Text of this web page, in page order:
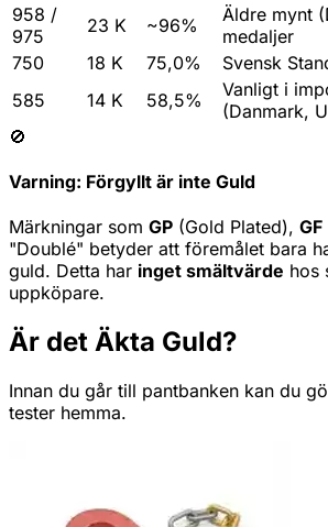
958 /
975
23 K ~96%
Äldre mynt
medaljer
750
18 K 75,0%
Svensk
585
14 K 58,5%
Vanligt i
(Danmark,
🚫
Varning: Förgyllt är inte Guld
Märkningar som GP (Gold Plated), GF
"Doublé" betyder att föremålet bara
guld. Detta har inget smältvärde hos
uppköpare.
Är det Äkta Guld?
Innan du går till pantbanken kan du
tester hemma.